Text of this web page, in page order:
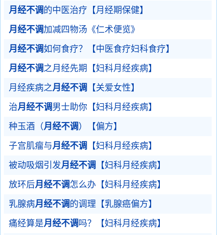
月经不调 的中医治疗【月经期保健】
月经不调加减四物汤《仁术便览》
月经不调如何食疗？【中医食疗妇科食疗】
月经不调之月经先期【妇科月经疾病】
月经疾病之月经不调 【关爱女性】
治月经不调男士助你【妇科月经疾病】
种玉酒（月经不调 ）【偏方】
子宫肌瘤与月经不调 【妇科月经疾病】
被动吸烟引发月经不调 【妇科月经疾病】
放环后月经不调怎么办【妇科月经疾病】
乳腺病月经不调 的调理【乳腺癌偏方】
痛经算是月经不调吗？【妇科月经疾病】